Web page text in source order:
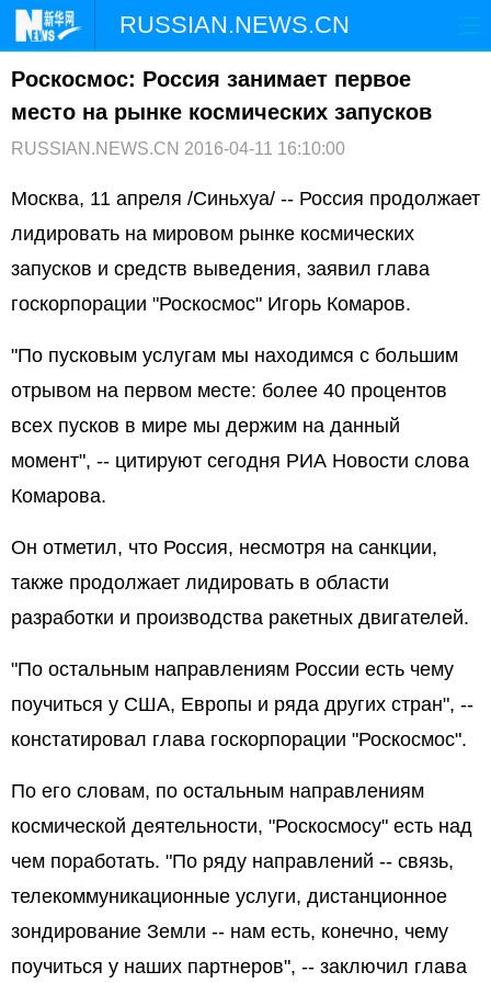
RUSSIAN.NEWS.CN
ГЛАВНАЯ КИТАЙ РФ И СНГ
НАУКА ПРИРОДА КУЛЬТУРА
СПОРТ ЗДОРОВЬЕ
СПЕЦТЕМЫ
Роскосмос: Россия занимает первое
место на рынке космических запусков
RUSSIAN.NEWS.CN 2016-04-11 16:10:00
Москва, 11 апреля /Синьхуа/ -- Россия продолжает
лидировать на мировом рынке космических
запусков и средств выведения, заявил глава
госкорпорации "Роскосмос" Игорь Комаров.
"По пусковым услугам мы находимся с большим
отрывом на первом месте: более 40 процентов
всех пусков в мире мы держим на данный
момент", -- цитируют сегодня РИА Новости слова
Комарова.
Он отметил, что Россия, несмотря на санкции,
также продолжает лидировать в области
разработки и производства ракетных двигателей.
"По остальным направлениям России есть чему
поучиться у США, Европы и ряда других стран", --
констатировал глава госкорпорации "Роскосмос".
По его словам, по остальным направлениям
космической деятельности, "Роскосмосу" есть над
чем поработать. "По ряду направлений -- связь,
телекоммуникационные услуги, дистанционное
зондирование Земли -- нам есть, конечно, чему
поучиться у наших партнеров", -- заключил глава